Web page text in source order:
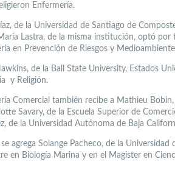
Enfermería.
de la Universidad de Santiago de
Lastra, de la misma institución, optó por
en Prevención de Riesgos y
de la Ball State University, Estados
y Religión.
Comercial también recibe a Mathieu
Savary, de la Escuela Superior de
de la Universidad Autónoma de Baja
agrega Solange Pacheco, de la
en Biología Marina y en el Magister en